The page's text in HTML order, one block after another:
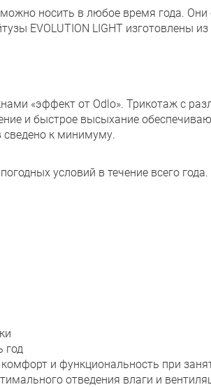
можно носить в любое время года.
EVOLUTION LIGHT изготовлены
«эффект от Odlo». Трикотаж с
и быстрое высыхание
сведено к минимуму.
условий в течение всего
год
и функциональность при
отведения влаги и